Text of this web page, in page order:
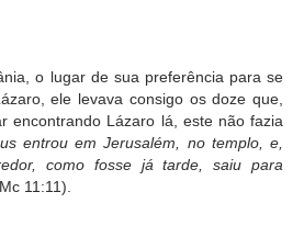
o lugar de sua preferência para se
ele levava consigo os doze que,
encontrando Lázaro lá, este não fazia
entrou em Jerusalém, no templo, e,
como fosse já tarde, saiu para
11:11).